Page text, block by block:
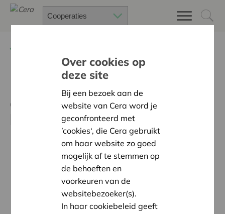
Bedrijven die
energiecoöperaties
lanceren
Over cookies op
deze site
Bij een bezoek aan de
website van Cera word je
geconfronteerd met
’cookies‘, die Cera gebruikt
om haar website zo goed
mogelijk af te stemmen op
de behoeften en
voorkeuren van de
websitebezoeker(s).
In haar cookiebeleid geeft